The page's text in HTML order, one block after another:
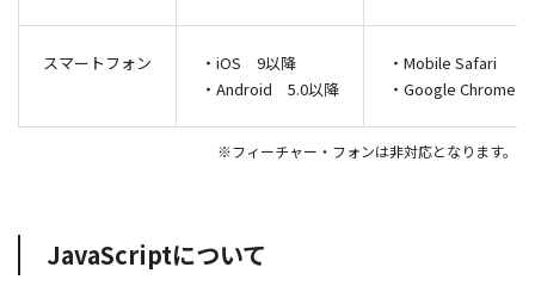
スマートフォン
・iOS 9以降
・Android 5.0以降
・Mobile Safari
・Google Chrome
※フィーチャー・フォンは非対応となります。
JavaScriptについて